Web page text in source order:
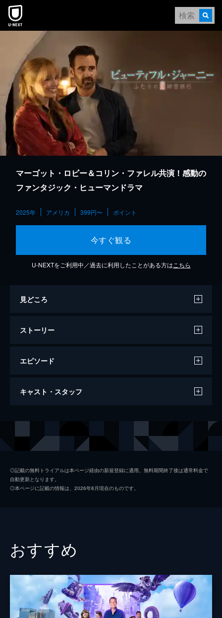
本文へスキップ
マーゴット・ロビー＆コリン・ファレル共演！感動の
ファンタジック・ヒューマンドラマ
2025年 アメリカ 399円〜 ポイント
今すぐ観る
U-NEXTをご利用中／過去に利用したことがある方は こちら
見どころ
ストーリー
エピソード
ビューティフル・ジャーニー ふたりの時
キャスト・スタッフ
サラ マーゴット・ロビー
クロエ・イースト
ビリー・マグヌッセン
サラ・ガドン
◎記載の無料トライアルは本ページ経由の新規登録に適用。無料期間終了後は通常料金で
自動更新となります。
◎本ページに記載の情報は、2026年8月現在のものです。
おすすめ